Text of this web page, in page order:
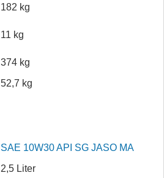
182 kg
11 kg
374 kg
52,7 kg
SAE 10W30 API SG JASO MA
2,5 Liter